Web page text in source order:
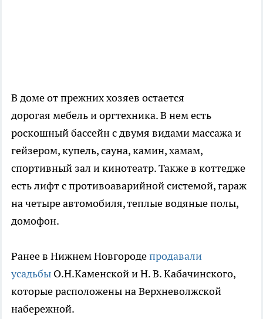
В доме от прежних хозяев остается
дорогая мебель и оргтехника. В нем есть
роскошный бассейн с двумя видами массажа и
гейзером, купель, сауна, камин, хамам,
спортивный зал и кинотеатр. Также в коттедже
есть лифт с противоаварийной системой, гараж
на четыре автомобиля, теплые водяные полы,
домофон.
Ранее в Нижнем Новгородепродавали
усадьбы О.Н.Каменской и Н. В. Кабачинского,
которые расположены на Верхневолжской
набережной.